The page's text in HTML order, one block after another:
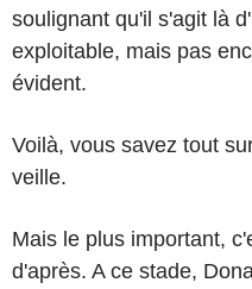
soulignant qu'il s'agit là
exploitable, mais pas
évident.
Voilà, vous savez tout
veille.
Mais le plus important,
d'après. A ce stade,